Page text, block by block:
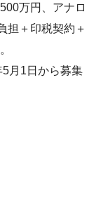
万円、アナロ
担＋印税契約＋
月1日から募集